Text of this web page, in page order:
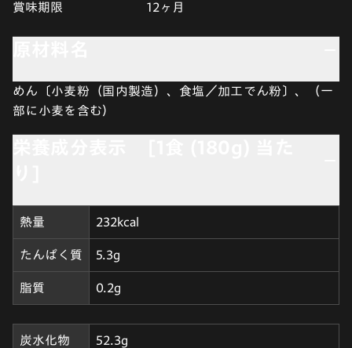
賞味期限 12ヶ月
めん〔小麦粉（国内製造）、食塩／加工でん粉〕、（一
部に小麦を含む）
熱量 232kcal
たんぱく質 5.3g
脂質 0.2g
炭水化物 52.3g